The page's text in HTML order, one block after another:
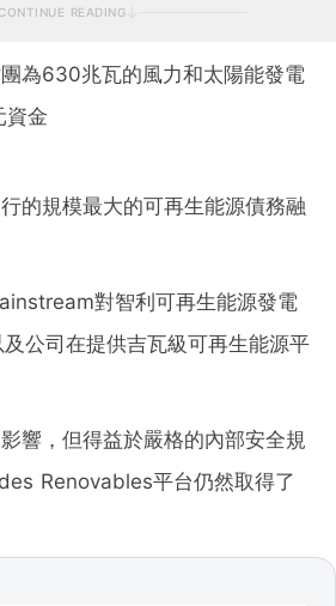
CONTINUE READING
為630兆瓦的風力和太陽能發電
資金
的規模最大的可再生能源債務融
對智利可再生能源發電
公司在提供吉瓦級可再生能源平
響，但得益於嚴格的內部安全規
Renovables平台仍然取得了